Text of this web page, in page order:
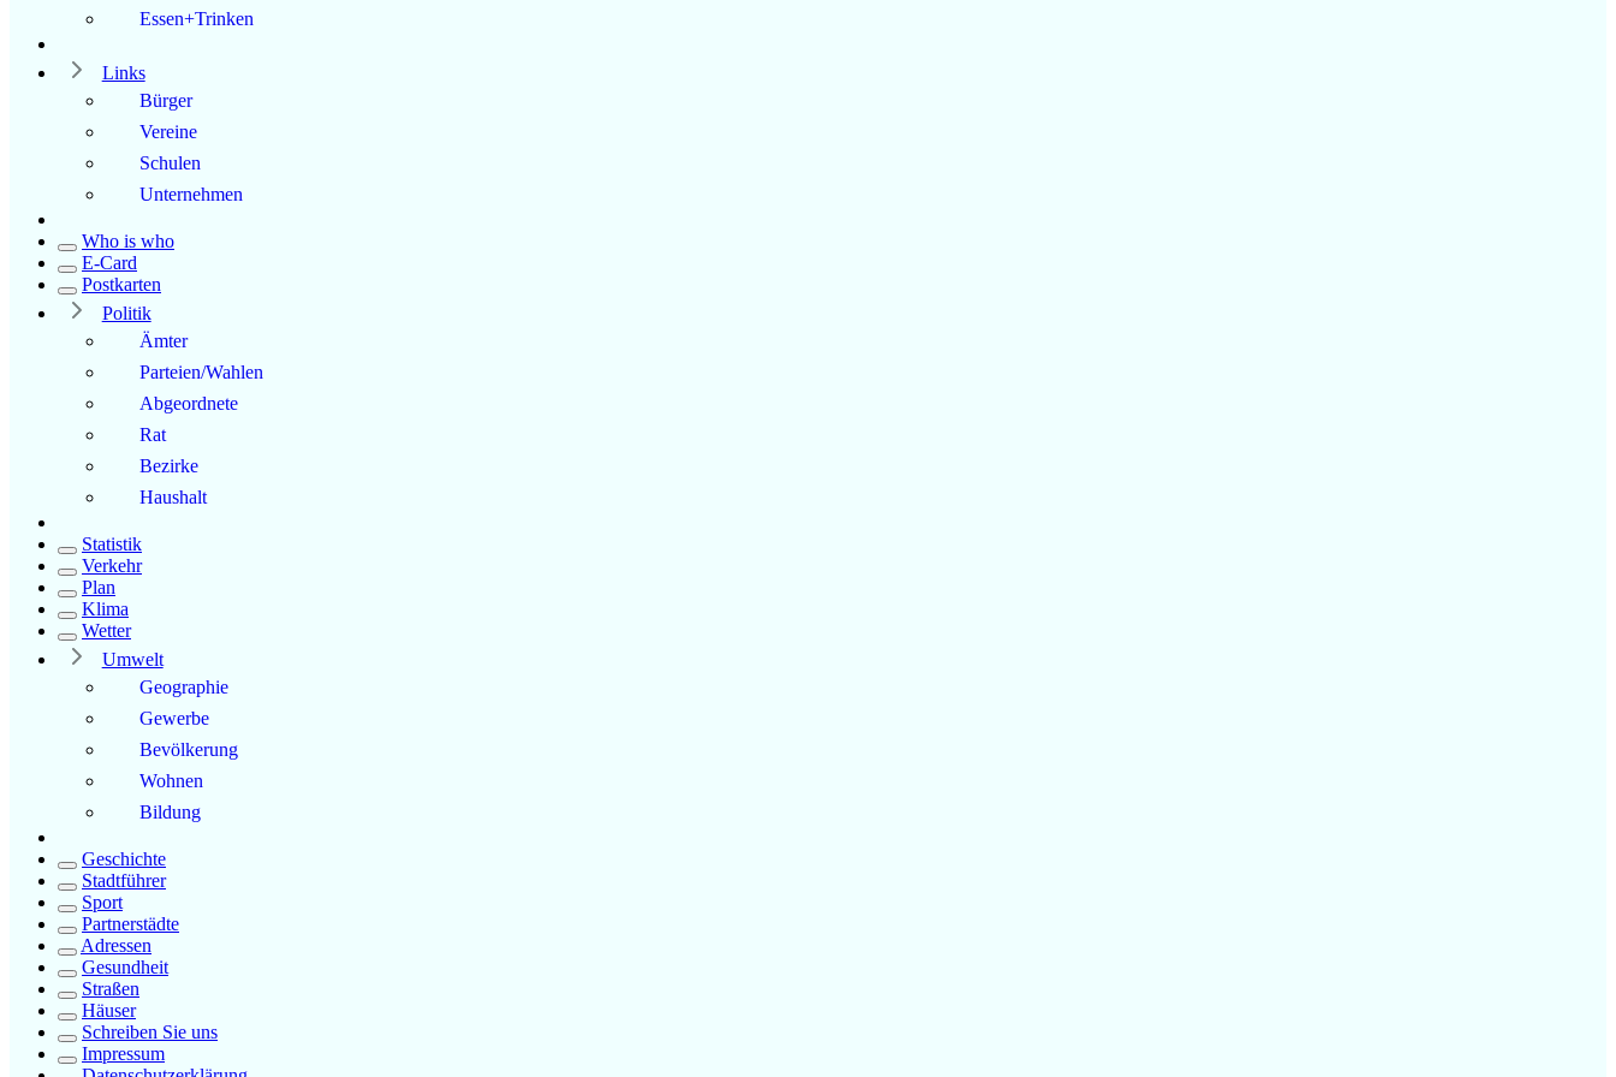
Essen+Trinken
Links
Bürger
Vereine
Schulen
Unternehmen
Who is who
E-Card
Postkarten
Politik
Ämter
Parteien/Wahlen
Abgeordnete
Rat
Bezirke
Haushalt
Statistik
Verkehr
Plan
Klima
Wetter
Umwelt
Geographie
Gewerbe
Bevölkerung
Wohnen
Bildung
Geschichte
Stadtführer
Sport
Partnerstädte
Adressen
Gesundheit
Straßen
Häuser
Schreiben Sie uns
Impressum